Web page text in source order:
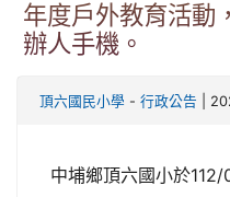
年度戶外教育活動
辦人手機。
頂六國民小學 - 行政公告 |
中埔鄉頂六國小於